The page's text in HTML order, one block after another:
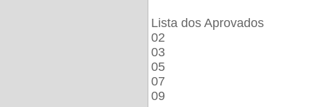
Lista dos Aprovados
02
03
05
07
09